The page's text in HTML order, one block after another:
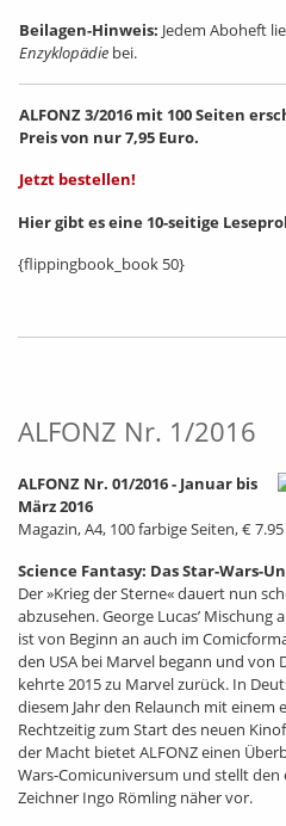
Beilagen-Hinweis: Jedem Aboheft
Enzyklopädie bei.
ALFONZ 3/2016 mit 100 Seiten
Preis von nur 7,95 Euro.
Jetzt bestellen!
Hier gibt es eine 10-seitige
{flippingbook_book 50}
ALFONZ Nr. 1/2016
ALFONZ Nr. 01/2016 - Januar bis
März 2016
Magazin, A4, 100 farbige Seiten, € 7.95
Science Fantasy: Das Star-Wars-
Der »Krieg der Sterne« dauert nun
abzusehen. George Lucas’ Mischung
ist von Beginn an auch im
den USA bei Marvel begann und von
kehrte 2015 zu Marvel zurück. In
diesem Jahr den Relaunch mit einem
Rechtzeitig zum Start des neuen
der Macht bietet ALFONZ einen
Wars-Comicuniversum und stellt den
Zeichner Ingo Römling näher vor.